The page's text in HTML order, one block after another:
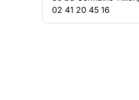
02 41 20 45 16